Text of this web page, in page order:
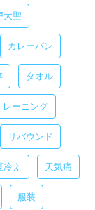
大聖
カレーパン
タオル
レーニング
リバウンド
冷え 天気痛
服装